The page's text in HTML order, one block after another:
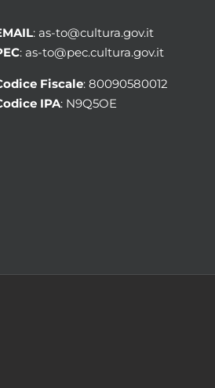
: as-to@cultura.gov.it
: as-to@pec.cultura.gov.it
Fiscale: 80090580012
IPA: N9Q5OE